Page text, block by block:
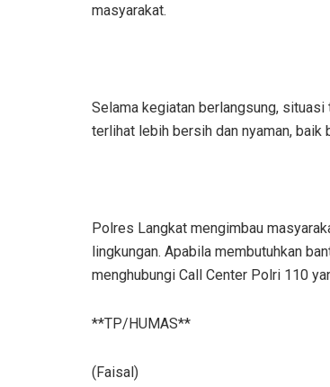
masyarakat.
Selama kegiatan berlangsung, situasi
terlihat lebih bersih dan nyaman, baik
Polres Langkat mengimbau
lingkungan. Apabila membutuhkan
menghubungi Call Center Polri 110
**TP/HUMAS**
(Faisal)